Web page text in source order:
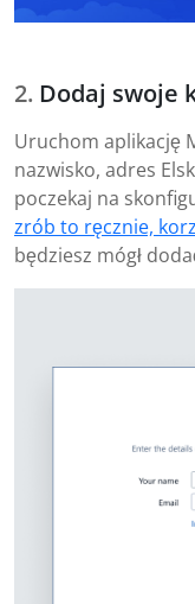
Dodaj swoje
Uruchom aplikację
nazwisko, adres
poczekaj na
zrób to ręcznie,
będziesz mógł